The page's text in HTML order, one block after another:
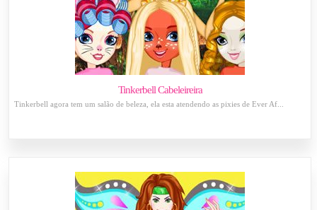
Tinkerbell Cabeleireira
Tinkerbell agora tem um salão de beleza, ela esta atendendo as pixies de Ever Af...